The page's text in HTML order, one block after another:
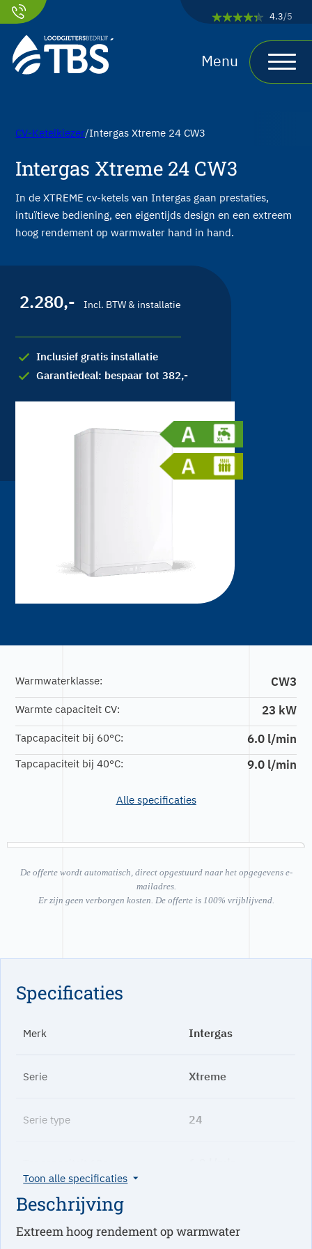
Ga naar hoofdinhoud
Ga naar voettekst 4.3/5
CV-Ketelkiezer Intergas Xtreme 24 CW3
Intergas Xtreme 24 CW3
In de XTREME cv-ketels van Intergas gaan prestaties,
intuïtieve bediening, een eigentijds design en een extreem
hoog rendement op warmwater hand in hand.
2.280,- Incl. BTW & installatie
Inclusief gratis installatie
Garantiedeal: bespaar tot 382,-
Warmwaterklasse: CW3
Warmte capaciteit CV: 23 kW
Tapcapaciteit bij 60°C: 6.0 l/min
Tapcapaciteit bij 40°C: 9.0 l/min
Alle specificaties
De offerte wordt automatisch, direct opgestuurd naar het opgegevens e-
mailadres.
Er zijn geen verborgen kosten. De offerte is 100% vrijblijvend.
Beschrijving
Extreem hoog rendement op warmwater
Specificaties
Merk Intergas
Serie Xtreme
Serie type 24
Tapcapaciteit bij 40c
Toon alle specificaties